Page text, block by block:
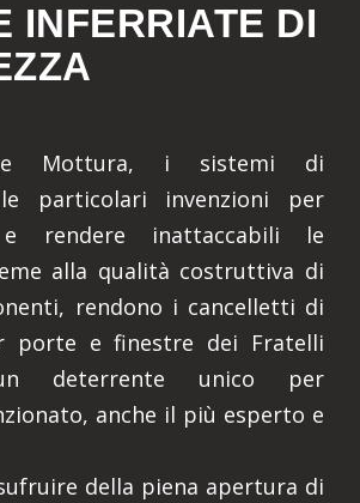
INFERRIATE DI
Mottura, i sistemi di
particolari invenzioni per
e rendere inattaccabili le
alla qualità costruttiva di
rendono i cancelletti di
porte e finestre dei Fratelli
deterrente unico per
anche il più esperto e
della piena apertura di